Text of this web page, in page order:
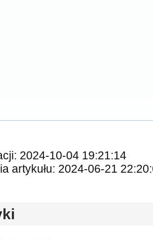
2024-10-04 19:21:14
artykułu: 2024-06-21